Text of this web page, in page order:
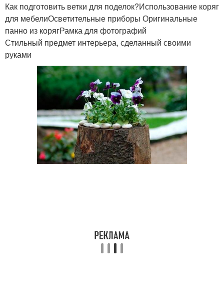
Как подготовить ветки для поделок?Использование коряг
для мебелиОсветительные приборы Оригинальные
панно из корягРамка для фотографий
Стильный предмет интерьера, сделанный своими
руками